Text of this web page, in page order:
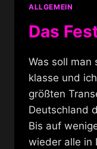
ALLGEMEIN
Das
Was soll man
klasse und
größten
Deutschland
Bis auf
wieder alle in